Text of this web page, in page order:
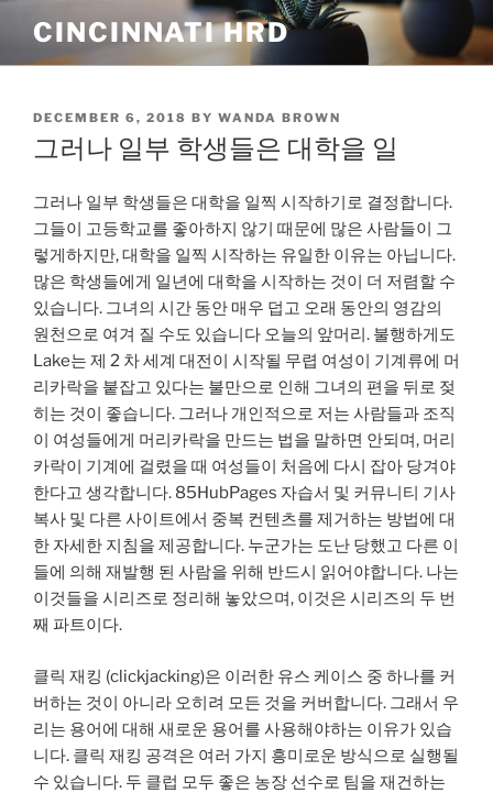
content
CINCINNATI HRD
POSTED
DECEMBER 6, 2018 BY WANDA BROWN
그러나 일부 학생들은 대학을 일
그러나 일부 학생들은 대학을 일찍 시작하기로 결정합니다.
그들이 고등학교를 좋아하지 않기 때문에 많은 사람들이 그
렇게하지만, 대학을 일찍 시작하는 유일한 이유는 아닙니다.
많은 학생들에게 일년에 대학을 시작하는 것이 더 저렴할 수
있습니다. 그녀의 시간 동안 매우 덥고 오래 동안의 영감의
원천으로 여겨 질 수도 있습니다 오늘의 앞머리. 불행하게도
Lake는 제 2 차 세계 대전이 시작될 무렵 여성이 기계류에 머
리카락을 붙잡고 있다는 불만으로 인해 그녀의 편을 뒤로 젖
히는 것이 좋습니다. 그러나 개인적으로 저는 사람들과 조직
이 여성들에게 머리카락을 만드는 법을 말하면 안되며, 머리
카락이 기계에 걸렸을 때 여성들이 처음에 다시 잡아 당겨야
한다고 생각합니다. 85HubPages 자습서 및 커뮤니티 기사
복사 및 다른 사이트에서 중복 컨텐츠를 제거하는 방법에 대
한 자세한 지침을 제공합니다. 누군가는 도난 당했고 다른 이
들에 의해 재발행 된 사람을 위해 반드시 읽어야합니다. 나는
이것들을 시리즈로 정리해 놓았으며, 이것은 시리즈의 두 번
째 파트이다.
클릭 재킹 (clickjacking)은 이러한 유스 케이스 중 하나를 커
버하는 것이 아니라 오히려 모든 것을 커버합니다. 그래서 우
리는 용어에 대해 새로운 용어를 사용해야하는 이유가 있습
니다. 클릭 재킹 공격은 여러 가지 흥미로운 방식으로 실행될
수 있습니다. 두 클럽 모두 좋은 농장 선수로 팀을 재건하는